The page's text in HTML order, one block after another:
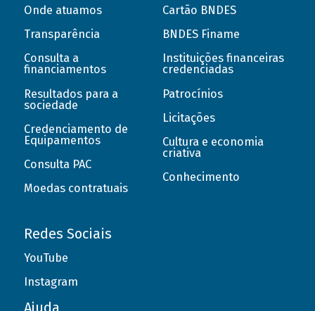
Onde atuamos
Transparência
Consulta a
financiamentos
Resultados para a
sociedade
Credenciamento de
Equipamentos
Consulta PAC
Moedas contratuais
Cartão BNDES
BNDES Finame
Instituições financeiras
credenciadas
Patrocínios
Licitações
Cultura e economia
criativa
Conhecimento
Redes Sociais
YouTube
Instagram
Ajuda